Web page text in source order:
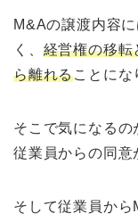
M&Aの譲渡内容
く、 経営権の移転
ら離れることにな
そこで気になる
従業員からの同意
そして従業員か